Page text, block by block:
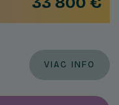
VIAC INFO